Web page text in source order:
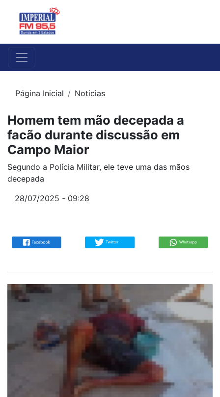
Página Inicial Noticias
Homem tem mão decepada a
facão durante discussão em
Campo Maior
Segundo a Polícia Militar, ele teve uma das mãos
decepada
28/07/2025 - 09:28